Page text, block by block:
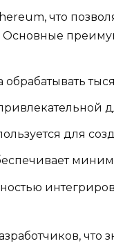
что
Основные
обрабатывать
для